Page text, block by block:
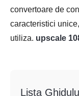
convertoare de
caracteristici
utiliza. upscale
Lista